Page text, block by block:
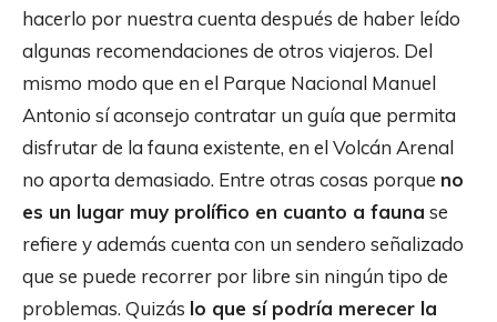
hacerlo por nuestra cuenta después de haber leído
algunas recomendaciones de otros viajeros. Del
mismo modo que en el Parque Nacional Manuel
Antonio sí aconsejo contratar un guía que permita
disfrutar de la fauna existente, en el Volcán Arenal
no aporta demasiado. Entre otras cosas porque no
es un lugar muy prolífico en cuanto a fauna se
refiere y además cuenta con un sendero señalizado
que se puede recorrer por libre sin ningún tipo de
problemas. Quizás lo que sí podría merecer la